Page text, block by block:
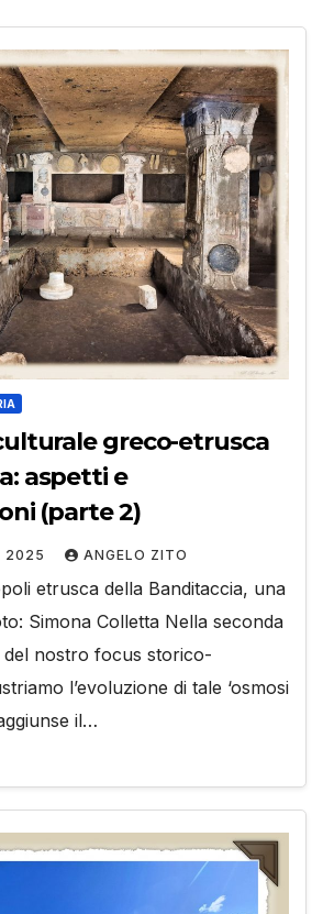
greco-etrusca
aspetti e
(parte 2)
2025 ANGELO ZITO
etrusca della Banditaccia, una
Simona Colletta Nella seconda
del nostro focus storico-
l’evoluzione di tale ‘osmosi
il…